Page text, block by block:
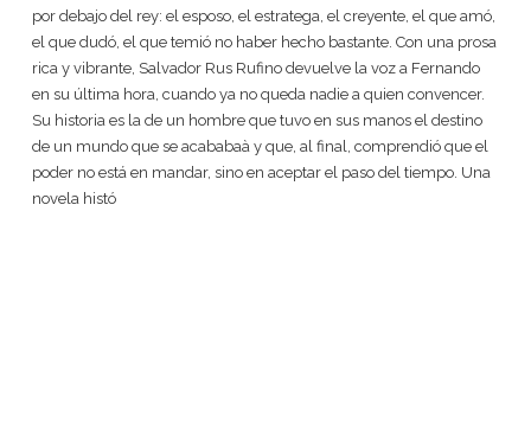
por debajo del rey: el esposo, el estratega, el creyente, el que amó,
el que dudó, el que temió no haber hecho bastante. Con una prosa
rica y vibrante, Salvador Rus Rufino devuelve la voz a Fernando
en su última hora, cuando ya no queda nadie a quien convencer.
Su historia es la de un hombre que tuvo en sus manos el destino
de un mundo que se acababaà y que, al final, comprendió que el
poder no está en mandar, sino en aceptar el paso del tiempo. Una
novela histó